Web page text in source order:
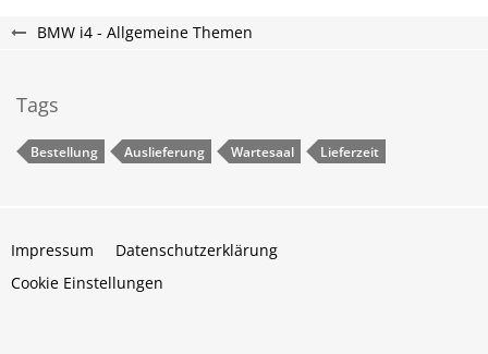
BMW i4 - Allgemeine Themen
Tags
Bestellung Auslieferung Wartesaal Lieferzeit
Impressum
Datenschutzerklärung
Cookie Einstellungen